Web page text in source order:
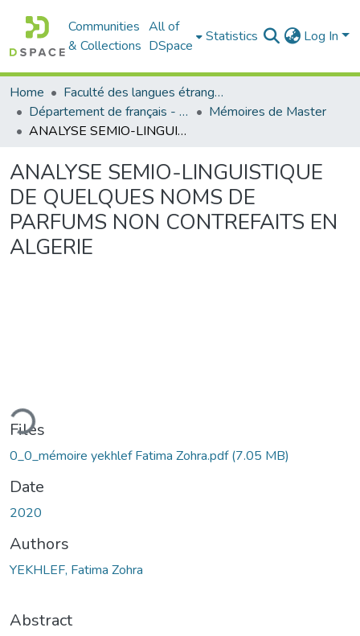
Communities
& Collections
All of
DSpace
Statistics Log In
Home
Faculté des langues étrangères
Département de français - قسم اللغة الفرنسية
Mémoires de Master
ANALYSE SEMIO-LINGUISTIQUE DE QUELQUES NOMS DE PARFUMS NON CONTREFAITS EN ALGERIE
ANALYSE SEMIO-LINGUISTIQUE
DE QUELQUES NOMS DE
PARFUMS NON CONTREFAITS EN
ALGERIE
Files
0_0_mémoire yekhlef Fatima Zohra.pdf(7.05 MB)
Date
2020
Authors
YEKHLEF, Fatima Zohra
Abstract